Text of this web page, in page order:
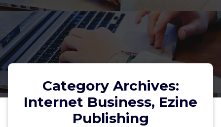
Category Archives:
Internet Business, Ezine
Publishing